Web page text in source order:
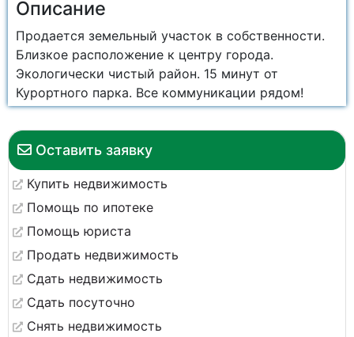
Оставить заявку
Купить недвижимость
Помощь по ипотеке
Помощь юриста
Продать недвижимость
Сдать недвижимость
Сдать посуточно
Снять недвижимость
Описание
Продается земельный участок в собственности.
Близкое расположение к центру города.
Экологически чистый район. 15 минут от
Курортного парка. Все коммуникации рядом!